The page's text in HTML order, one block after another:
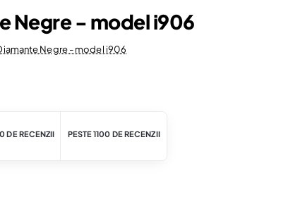
Negre - model i906
Negre - model i906
DE RECENZII PESTE 1100 DE RECENZII